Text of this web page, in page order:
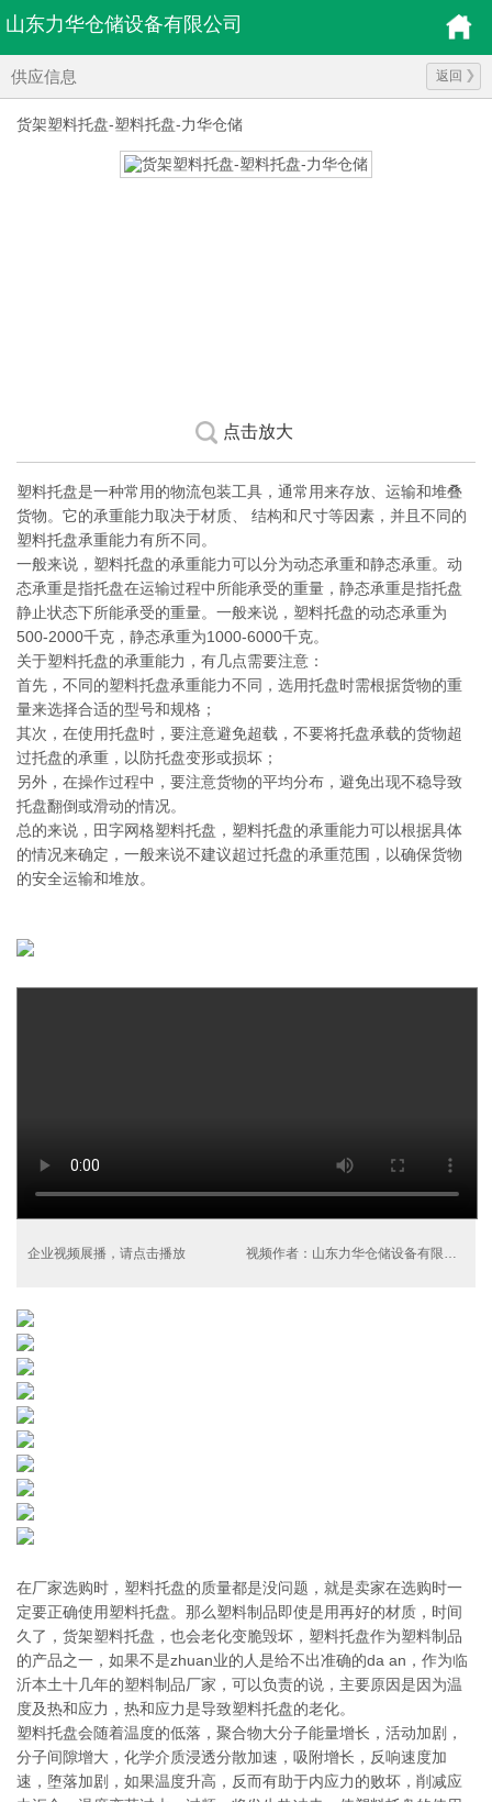
山东力华仓储设备有限公司
供应信息 返回
货架塑料托盘-塑料托盘-力华仓储
点击放大
塑料托盘是一种常用的物流包装工具，通常用来存放、运输和堆叠
货物。它的承重能力取决于材质、 结构和尺寸等因素，并且不同的
塑料托盘承重能力有所不同。
一般来说，塑料托盘的承重能力可以分为动态承重和静态承重。动
态承重是指托盘在运输过程中所能承受的重量，静态承重是指托盘
静止状态下所能承受的重量。一般来说，塑料托盘的动态承重为
500-2000千克，静态承重为1000-6000千克。
关于塑料托盘的承重能力，有几点需要注意：
首先，不同的塑料托盘承重能力不同，选用托盘时需根据货物的重
量来选择合适的型号和规格；
其次，在使用托盘时，要注意避免超载，不要将托盘承载的货物超
过托盘的承重，以防托盘变形或损坏；
另外，在操作过程中，要注意货物的平均分布，避免出现不稳导致
托盘翻倒或滑动的情况。
总的来说，田字网格塑料托盘，塑料托盘的承重能力可以根据具体
的情况来确定，一般来说不建议超过托盘的承重范围，以确保货物
的安全运输和堆放。
企业视频展播，请点击播放 视频作者：山东力华仓储设备有限公司
在厂家选购时，塑料托盘的质量都是没问题，就是卖家在选购时一
定要正确使用塑料托盘。那么塑料制品即使是用再好的材质，时间
久了，货架塑料托盘，也会老化变脆毁坏，塑料托盘作为塑料制品
的产品之一，如果不是zhuan业的人是给不出准确的da an，作为临
沂本土十几年的塑料制品厂家，可以负责的说，主要原因是因为温
度及热和应力，热和应力是导致塑料托盘的老化。
塑料托盘会随着温度的低落，聚合物大分子能量增长，活动加剧，
分子间隙增大，化学介质浸透分散加速，吸附增长，反响速度加
速，堕落加剧，如果温度升高，反而有助于内应力的败坏，削减应